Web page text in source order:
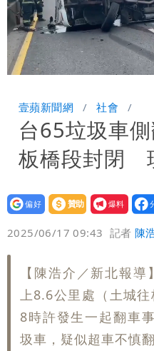
可能籠罩4縣市
白海豚4個關鍵
雨最大
老公外遇修復
恐發陸警
蔣萬安民調只
媒體人嘆：真
Unmute
壹蘋新聞網 社會
台65垃圾車
板橋段封閉
設為
贊助
我要
爆料
2025/06/17 09:43 記者陳
【陳浩介／新北報
上8.6公里處（土城
8時許發生一起翻車
圾車，疑似超車不慎